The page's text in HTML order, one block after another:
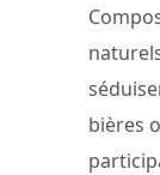
bières